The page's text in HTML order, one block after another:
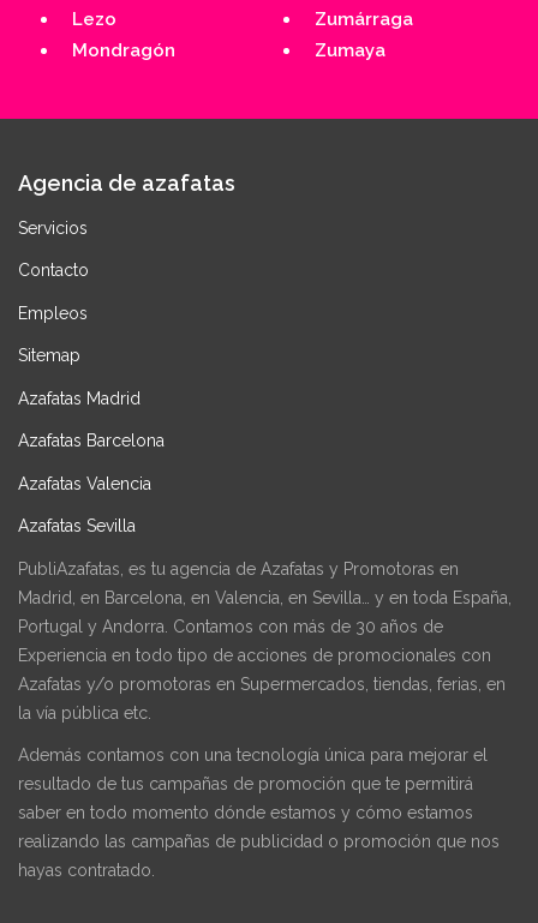
Lezo
Mondragón
Zumárraga
Zumaya
Agencia de azafatas
Servicios
Contacto
Empleos
Sitemap
Azafatas Madrid
Azafatas Barcelona
Azafatas Valencia
Azafatas Sevilla
PubliAzafatas, es tu agencia de Azafatas y Promotoras en
Madrid, en Barcelona, en Valencia, en Sevilla… y en toda España,
Portugal y Andorra. Contamos con más de 30 años de
Experiencia en todo tipo de acciones de promocionales con
Azafatas y/o promotoras en Supermercados, tiendas, ferias, en
la vía pública etc.
Además contamos con una tecnología única para mejorar el
resultado de tus campañas de promoción que te permitirá
saber en todo momento dónde estamos y cómo estamos
realizando las campañas de publicidad o promoción que nos
hayas contratado.